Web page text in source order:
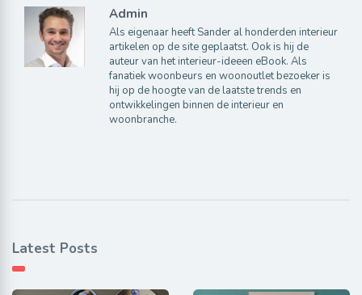
Admin
Als eigenaar heeft Sander al honderden interieur
artikelen op de site geplaatst. Ook is hij de
auteur van het interieur-ideeen eBook. Als
fanatiek woonbeurs en woonoutlet bezoeker is
hij op de hoogte van de laatste trends en
ontwikkelingen binnen de interieur en
woonbranche.
Latest Posts